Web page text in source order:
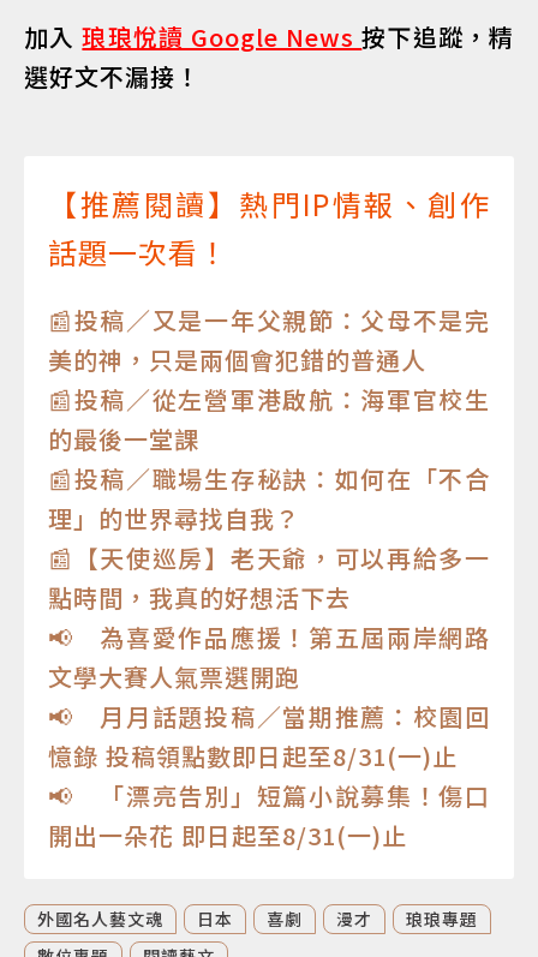
加入琅琅悅讀 Google News按下追蹤，精
選好文不漏接！
【推薦閱讀】熱門IP情報、創作
話題一次看！
📰投稿／又是一年父親節：父母不是完
美的神，只是兩個會犯錯的普通人
📰投稿／從左營軍港啟航：海軍官校生
的最後一堂課
📰投稿／職場生存秘訣：如何在「不合
理」的世界尋找自我？
📰【天使巡房】老天爺，可以再給多一
點時間，我真的好想活下去
📢 為喜愛作品應援！第五屆兩岸網路
文學大賽人氣票選開跑
📢 月月話題投稿／當期推薦：校園回
憶錄 投稿領點數即日起至8/31(一)止
📢 「漂亮告別」短篇小說募集！傷口
開出一朵花 即日起至8/31(一)止
外國名人藝文魂 日本 喜劇 漫才
琅琅專題